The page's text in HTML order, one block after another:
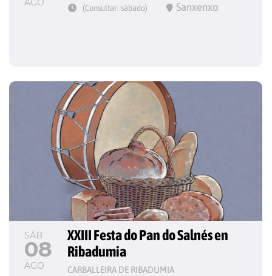
AGO (Consultar: sábado) Sanxenxo
SÁB
08
AGO
XXIII Festa do Pan do Salnés en
Ribadumia
CARBALLEIRA DE RIBADUMIA